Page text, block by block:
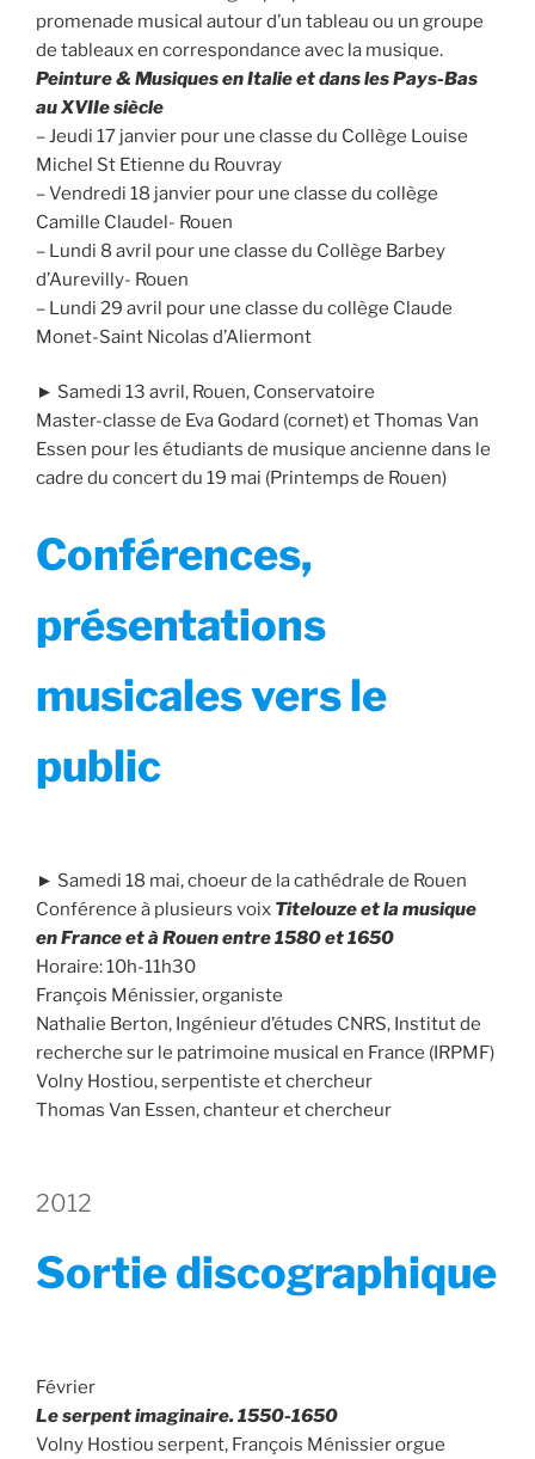
promenade musical autour d’un tableau ou un groupe
de tableaux en correspondance avec la musique.
Peinture & Musiques en Italie et dans les Pays-Bas
au XVIIe siècle
– Jeudi 17 janvier pour une classe du Collège Louise
Michel St Etienne du Rouvray
– Vendredi 18 janvier pour une classe du collège
Camille Claudel- Rouen
– Lundi 8 avril pour une classe du Collège Barbey
d’Aurevilly- Rouen
– Lundi 29 avril pour une classe du collège Claude
Monet-Saint Nicolas d’Aliermont
► Samedi 13 avril, Rouen, Conservatoire
Master-classe de Eva Godard (cornet) et Thomas Van
Essen pour les étudiants de musique ancienne dans le
cadre du concert du 19 mai (Printemps de Rouen)
Conférences,
présentations
musicales vers le
public
► Samedi 18 mai, choeur de la cathédrale de Rouen
Conférence à plusieurs voix Titelouze et la musique
en France et à Rouen entre 1580 et 1650
Horaire: 10h-11h30
François Ménissier, organiste
Nathalie Berton, Ingénieur d’études CNRS, Institut de
recherche sur le patrimoine musical en France (IRPMF)
Volny Hostiou, serpentiste et chercheur
Thomas Van Essen, chanteur et chercheur
2012
Sortie discographique
Février
Le serpent imaginaire. 1550-1650
Volny Hostiou serpent, François Ménissier orgue